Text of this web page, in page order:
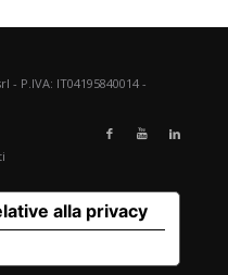
- P.IVA: IT04195840014 -
alla privacy